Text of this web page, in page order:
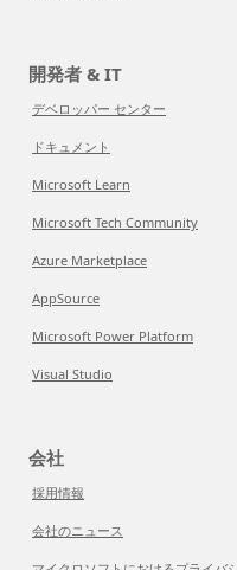
開発者 & IT
デベロッパー センター
ドキュメント
Microsoft Learn
Microsoft Tech Community
Azure Marketplace
AppSource
Microsoft Power Platform
Visual Studio
会社
採用情報
会社のニュース